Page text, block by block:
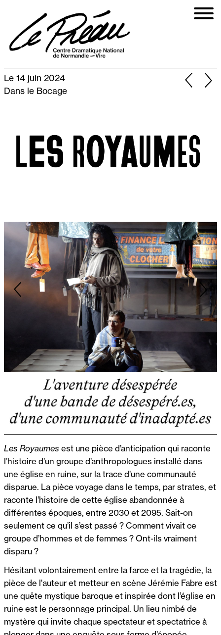
contenu
principal
Le 14 juin 2024
Dans le Bocage
Les Royaumes est une pièce d’anticipation qui raconte
l’histoire d’un groupe d’anthropologues installé dans
une église en ruine, sur la trace d’une communauté
disparue. La pièce voyage dans le temps, par strates, et
raconte l’histoire de cette église abandonnée à
différentes époques, entre 2030 et 2095. Sait-on
seulement ce qu’il s’est passé ? Comment vivait ce
groupe d’hommes et de femmes ? Ont-ils vraiment
disparu ?
Hésitant volontairement entre la farce et la tragédie, la
pièce de l'auteur et metteur en scène Jérémie Fabre est
une quête mystique baroque et inspirée dont l’église en
ruine est le personnage principal. Un lieu nimbé de
mystère qui invite chaque spectateur et spectatrice à